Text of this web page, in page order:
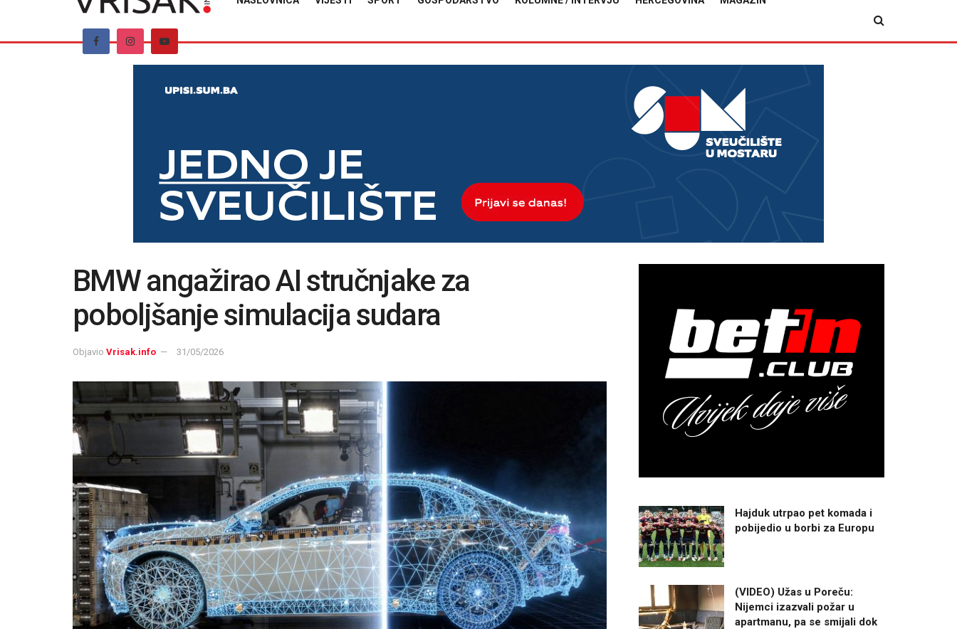
BMW angažirao AI stručnjake za
poboljšanje simulacija sudara
Objavio Vrisak.info 31/05/2026
Hajduk utrpao pet komada i
pobijedio u borbi za Europu
(VIDEO) Užas u Poreču:
Nijemci izazvali požar u
apartmanu, pa se smijali dok